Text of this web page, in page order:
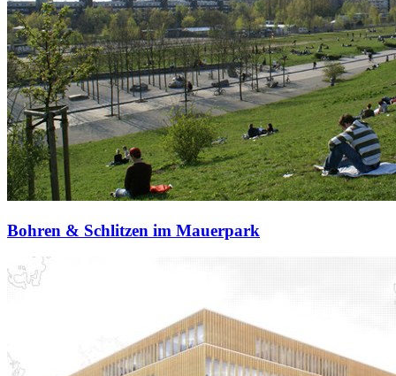
Bohren & Schlitzen im Mauerpark